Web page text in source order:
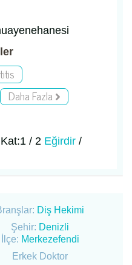
Daha Fazla
/ 2 Eğirdir /
Diş Hekimi
Şehir: Denizli
İlçe: Merkezefendi
Erkek Doktor